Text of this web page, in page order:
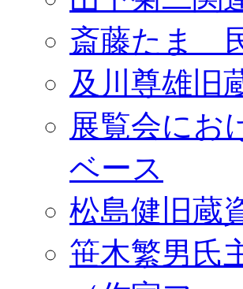
斎藤たま
及川尊雄旧
展覧会にお
ベース
松島健旧蔵
笹木繁男氏